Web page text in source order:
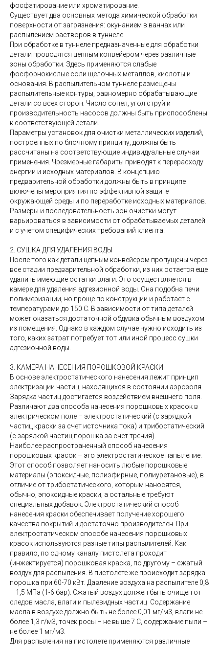
фосфатирование или хроматирование.
Существует два основных метода химической обработки
поверхности от загрязнения: окунанием в ваннах или
распылением растворов в туннеле.
При обработке в туннеле предназначенные для обработки
детали проводятся цепным конвейером через различные
зоны обработки. Здесь применяются слабые
фосфорнокислые соли щелочных металлов, кислоты и
основания. В распылительном туннеле размещены
распылительные контуры, равномерно обрабатывающие
детали со всех сторон. Число сопел, угол струй и
производительность насосов должны быть приспособлены
к соответствующей детали.
Параметры установок для очистки металлических изделий,
построенных по блочному принципу, должны быть
рассчитаны на соответствующие индивидуальные случаи
применения. Чрезмерные габариты приводят к перерасходу
энергии и исходных материалов. В концепцию
предварительной обработки должны быть в принципе
включены мероприятия по эффективной защите
окружающей среды и по переработке исходных материалов.
Размеры и последовательность зон очистки могут
варьироваться в зависимости от обрабатываемых деталей
и с учетом специфических требований клиента.
2. СУШКА ДЛЯ УДАЛЕНИЯ ВОДЫ
После того как детали цепным конвейером пропущены через
все стадии предварительной обработки, из них остается еще
удалить имеющие остатки влаги. Это осуществляется в
камере для удаления адгезионной воды. Она подобна печи
полимеризации, но проще по конструкции и работает с
температурами до 150 С. В зависимости от типа деталей
может оказаться достаточной обдувка обычным воздухом
из помещения. Однако в каждом случае нужно исходить из
того, каких затрат потребует тот или иной процесс сушки
адгезионной воды.
3. КАМЕРА НАНЕСЕНИЯ ПОРОШКОВОЙ КРАСКИ
В основе электростатического нанесения лежит принцип
электризации частиц, находящихся в состоянии аэрозоля.
Зарядка частиц достигается воздействием внешнего поля.
Различают два способа нанесения порошковых красок в
электрическом поле – электростатический (с зарядкой
частиц краски за счет источника тока) и трибостатический
(с зарядкой частиц порошка за счет трения).
Наиболее распространенный способ нанесения
порошковых красок – это электростатическое напыление.
Этот способ позволяет наносить любые порошковые
материалы (эпоксидные, полиэфирные, полиуретановые), в
отличие от трибостатического, которым наносятся,
обычно, эпоксидные краски, а остальные требуют
специальных добавок. Электростатический способ
нанесения краски обеспечивает получение хорошего
качества покрытий и достаточно производителен. При
электростатическом способе нанесения порошковых
красок используются разные типы распылителей. Как
правило, по одному каналу пистолета проходит
(инжектируется) порошковая краска, по другому – сжатый
воздух для распыления. В пистолете же происходит зарядка
порошка при 60-70 кВт. Давление воздуха на распылителе 0,8
– 1,5 МПа (1-6 бар). Сжатый воздух должен быть очищен от
следов масла, влаги и пылевидных частиц. Содержание
масла в воздухе должно быть не более 0,01 мг/м3, влаги не
более 1,3 г/м3, точек росы – не выше 7 С, содержание пыли –
не более 1 мг/м3.
Для распыления на пистолете применяются различные